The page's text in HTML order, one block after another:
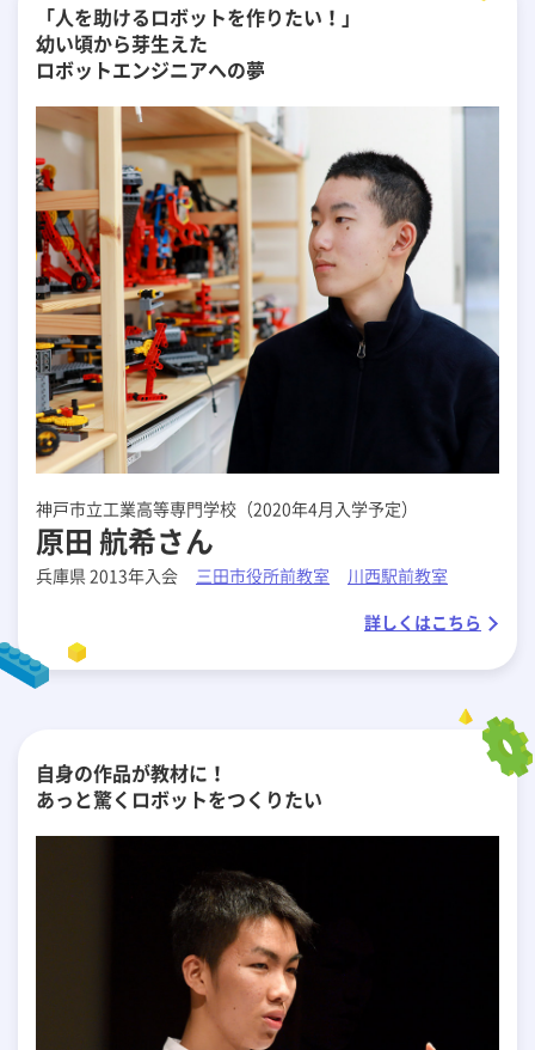
「人を助けるロボットを作りたい！」
幼い頃から芽生えた
ロボットエンジニアへの夢
神戸市立工業高等専門学校（2020年4月入学予定）
原田 航希さん
兵庫県 2013年入会 三田市役所前教室
川西駅前教室
詳しくはこちら
自身の作品が教材に！
あっと驚くロボットをつくりたい